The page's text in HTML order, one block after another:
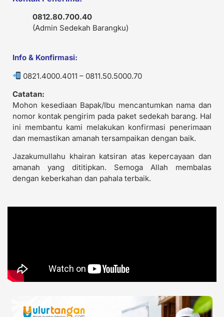
0812.80.700.40
(Admin Sedekah Barangku)
Info & Konfirmasi:
0821.4000.4011 – 0811.50.5000.70
Catatan:
Mohon kesediaan Bapak/Ibu mencantumkan nama dan
nomor kontak pengirim pada paket sedekah barang. Hal
ini membantu kami melakukan konfirmasi penerimaan
dan memastikan amanah tersampaikan dengan baik.
Jazakumullahu khairan katsiran atas kepercayaan dan
amanah yang dititipkan. Semoga Allah membalas
dengan keberkahan dan pahala terbaik.